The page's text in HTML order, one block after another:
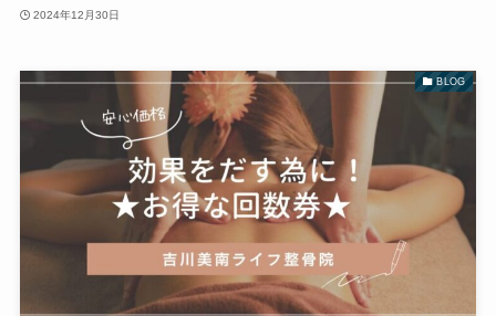
2024年12月30日
BLOG